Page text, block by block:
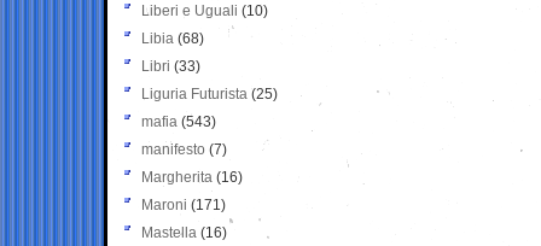
Liberi e Uguali (10)
Libia (68)
Libri (33)
Liguria Futurista (25)
mafia (543)
manifesto (7)
Margherita (16)
Maroni (171)
Mastella (16)